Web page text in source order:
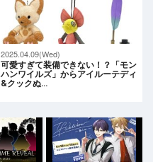
2025.04.09(Wed)
可愛すぎて装備できない！？「モン
ハンワイルズ」からアイルーテディ
&クックぬ…